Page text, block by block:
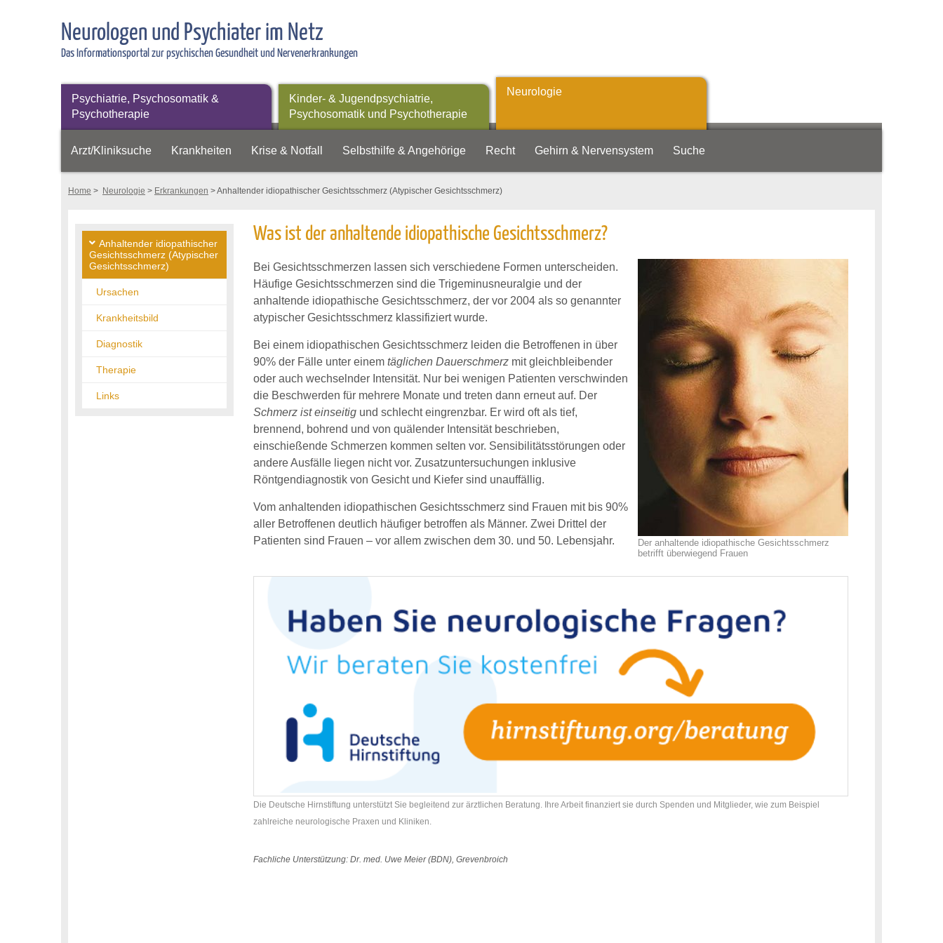
Neurologen und Psychiater im Netz
Das Informationsportal zur psychischen Gesundheit und Nervenerkrankungen
Psychiatrie, Psychosomatik &
Psychotherapie
Kinder- & Jugendpsychiatrie,
Psychosomatik und Psychotherapie
Neurologie
Arzt/Kliniksuche Krankheiten Krise & Notfall Selbsthilfe & Angehörige Recht Gehirn & Nervensystem Suche
Home > Neurologie > Erkrankungen > Anhaltender idiopathischer Gesichtsschmerz (Atypischer Gesichtsschmerz)
Anhaltender idiopathischer
Gesichtsschmerz (Atypischer
Gesichtsschmerz)
Ursachen
Krankheitsbild
Diagnostik
Therapie
Links
Was ist der anhaltende idiopathische Gesichtsschmerz?
Der anhaltende idiopathische Gesichtsschmerz
betrifft überwiegend Frauen
Bei Gesichtsschmerzen lassen sich verschiedene Formen unterscheiden.
Häufige Gesichtsschmerzen sind die Trigeminusneuralgie und der
anhaltende idiopathische Gesichtsschmerz, der vor 2004 als so genannter
atypischer Gesichtsschmerz klassifiziert wurde.
Bei einem idiopathischen Gesichtsschmerz leiden die Betroffenen in über
90% der Fälle unter einemtäglichen Dauerschmerz mit gleichbleibender
oder auch wechselnder Intensität. Nur bei wenigen Patienten verschwinden
die Beschwerden für mehrere Monate und treten dann erneut auf. Der
Schmerz ist einseitig und schlecht eingrenzbar. Er wird oft als tief,
brennend, bohrend und von quälender Intensität beschrieben,
einschießende Schmerzen kommen selten vor. Sensibilitätsstörungen oder
andere Ausfälle liegen nicht vor. Zusatzuntersuchungen inklusive
Röntgendiagnostik von Gesicht und Kiefer sind unauffällig.
Vom anhaltenden idiopathischen Gesichtsschmerz sind Frauen mit bis 90%
aller Betroffenen deutlich häufiger betroffen als Männer. Zwei Drittel der
Patienten sind Frauen – vor allem zwischen dem 30. und 50. Lebensjahr.
Die Deutsche Hirnstiftung unterstützt Sie begleitend zur ärztlichen Beratung. Ihre Arbeit finanziert sie durch Spenden und Mitglieder, wie zum Beispiel
zahlreiche neurologische Praxen und Kliniken.
Fachliche Unterstützung: Dr. med. Uwe Meier (BDN), Grevenbroich